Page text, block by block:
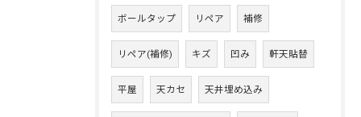
ボールタップ リペア 補修
リペア(補修) キズ 凹み 軒天貼替
平屋 天カセ 天井埋め込み